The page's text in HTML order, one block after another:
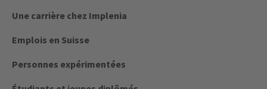
Une carrière chez Implenia
Emplois en Suisse
Personnes expérimentées